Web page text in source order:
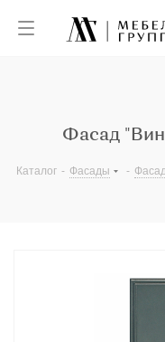
Фасад
Каталог - Фасады -